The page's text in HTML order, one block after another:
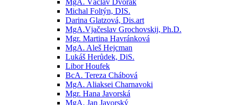
MgA. Václav Dvořák
Michal Foltýn, DIS.
Darina Glatzová, Dis.art
MgA.Vjačeslav Grochovskij, Ph.D.
Mgr. Martina Havránková
MgA. Aleš Hejcman
Lukáš Herůdek, DiS.
Libor Houfek
BcA. Tereza Chábová
MgA. Aliaksei Charnavoki
Mgr. Hana Javorská
MgA. Jan Javorský